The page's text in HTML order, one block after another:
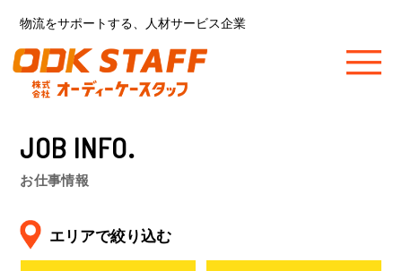
物流をサポートする、人材サービス企業
JOB INFO.
お仕事情報
エリアで絞り込む